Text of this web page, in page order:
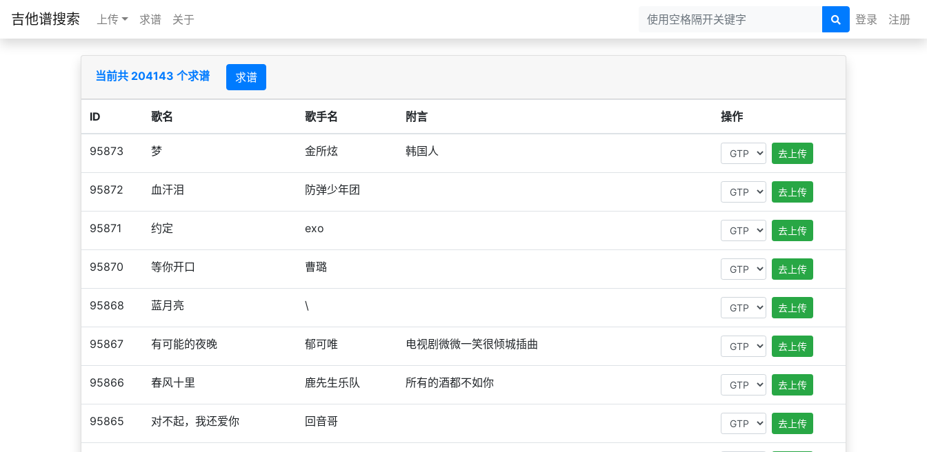
吉他谱搜索 上传 求谱 关于 登录 注册
当前共 204143 个求谱 求谱
ID 歌名 歌手名 附言 操作
95873 梦 金所炫 韩国人 去上传
95872 血汗泪 防弹少年团 去上传
95871 约定 exo 去上传
95870 等你开口 曹璐 去上传
95868 蓝月亮 \ 去上传
95867 有可能的夜晚 郁可唯 电视剧微微一笑很倾城插曲 去上传
95866 春风十里 鹿先生乐队 所有的酒都不如你 去上传
95865 对不起，我还爱你 回音哥 去上传